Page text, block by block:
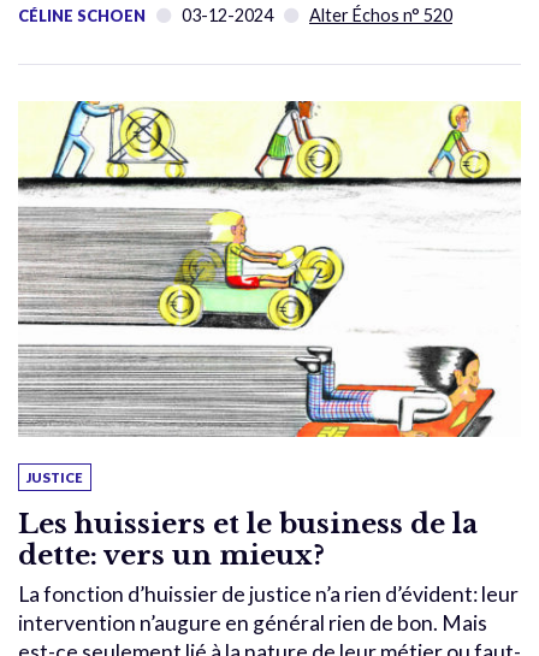
CÉLINE SCHOEN 03-12-2024 Alter Échos n° 520
JUSTICE
Les huissiers et le business de la
dette: vers un mieux?
La fonction d’huissier de justice n’a rien d’évident: leur
intervention n’augure en général rien de bon. Mais